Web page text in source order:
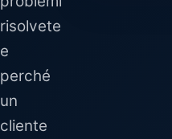
risolvete
e
perché
un
cliente